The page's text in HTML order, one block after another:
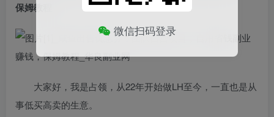
保姆教程
大家好，我是占领，从22年开始做LH至今，一直也是从
事低买高卖的生意。
微信扫码登录